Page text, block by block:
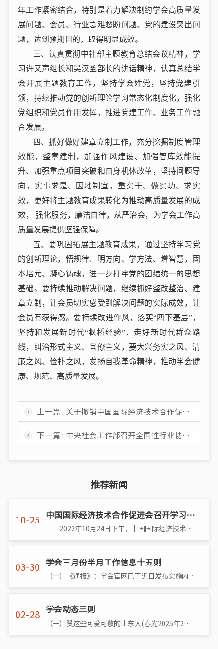
年工作紧密结合，特别是着力解决制约学会高质量发
展问题、会员、行业急难愁盼问题、党的建设突出问
题，达到预期目的，取得明显成效。
三、认真贯彻中社部主题教育总结会议精神，学
习许又声组长和吴汉圣部长的讲话精神，认真总结学
会开展主题教育工作，坚持学会姓党，坚持党建引
领，持续推动党的创新理论学习常态化制度化，强化
党组织和党员作用发挥，推进党建工作、业务工作融
合发展。
四、抓好做好建章立制工作，充分挖掘制度管理
效能，整章建制，加强作风建设、加强智库效能提
升、加强重点项目突破和自身机体改革，坚持问题导
向，实事求是、因地制宜，重实干、做实功、求实
效，更好将主题教育成果转化为推动高质量发展的成
效， 强化服务，廉洁自律，从严治会，为学会工作高
质量发展提供坚强保障。
五、要巩固拓展主题教育成果，通过坚持学习党
的创新理论，悟规律、明方向、学方法、增智慧，固
本培元、凝心铸魂，进一步打牢党的团结统一的思想
基础。要持续推动解决问题，继续抓好整改整治、建
章立制，让会员切实感受到解决问题的实际成效，让
会员有获得感。要持续改进作风，落实“四下基层”，
坚持和发展新时代“枫桥经验”，走好新时代群众路
线，纠治形式主义、官僚主义，要大兴务实之风、清
廉之风、俭朴之风，发扬自我革命精神，推动学会健
康、规范、高质量发展。
上一篇 : 关于撤销中国国际经济技术合作促进会竞技体育产业融合创新发展工作委员会的决定
下一篇 : 中央社会工作部召开全国性行业协会商会第二批学习贯彻习近平新时代中国特色社会主义思想主题教育总结会
推荐新闻
10-25 中国国际经济技术合作促进会召开学习党的二十大精神专题会议
2022年10月24日下午，中国国际经济技术合作促进会召开了学习党的二十大精神专题会议，学会秘书处、各分支机构负责人参加了会议
03-30 学会三月份半月工作信息十五则
（一）《通报》：学会官网已于近日发布实施内部改革方案、秘书长轮值方案、学会重点人员区域分工负责制方案的相关通知中国国际经济技术合作促�
02-28 学会动态三则
（一）赞这些可爱可敬的山东人(春光2025年2月23日于陵水)按:近日，到海南省黎族之乡陵水县英州镇考察，见到了一支来自山东东营的由退伍军人和农民�